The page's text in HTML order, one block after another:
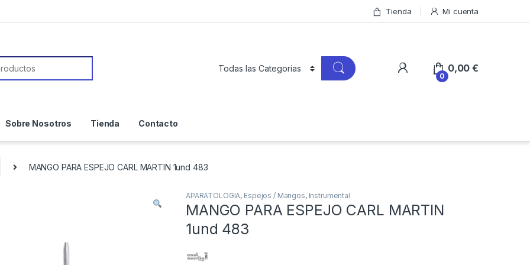
Tienda Mi cuenta
0
0,00€
Sobre Nosotros Tienda Contacto
MANGO PARA ESPEJO CARL MARTIN 1und 483
APARATOLOGIA, Espejos / Mangos, Instrumental
MANGO PARA ESPEJO CARL MARTIN
1und 483